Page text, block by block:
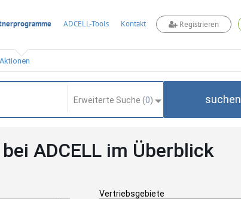
ADCELL-Tools Kontakt Registrieren
Aktionen
Erweiterte Suche (0) suchen
ADCELL im Überblick
Vertriebsgebiete